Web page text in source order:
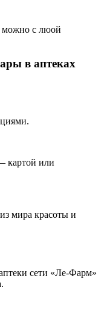
можно с люой
в аптеках
картой или
мира красоты и
сети «Ле-Фарм»